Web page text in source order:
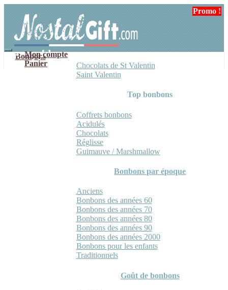
navigation
contenu
Mon compte
Panier
Bonbons
Chocolats de St Valentin
Saint Valentin
Top bonbons
Coffrets bonbons
Acidulés
Chocolats
Réglisse
Guimauve / Marshmallow
Bonbons par époque
Anciens
Bonbons des années 60
Bonbons des années 70
Bonbons des années 80
Bonbons des années 90
Bonbons des années 2000
Bonbons pour les enfants
Traditionnels
Goût de bonbons
Promo !